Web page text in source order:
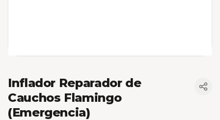
Inflador Reparador de
Cauchos Flamingo
(Emergencia)